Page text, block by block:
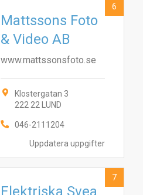
Uppdatera uppgifter
Mattssons Foto
& Video AB
www.mattssonsfoto.se
Klostergatan 3
222 22 LUND
046-2111204
6
Elektriska Svea
7